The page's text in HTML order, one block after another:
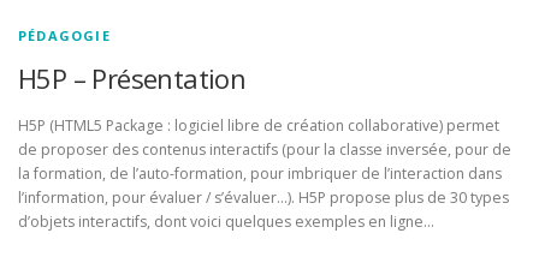
PÉDAGOGIE
H5P – Présentation
H5P (HTML5 Package : logiciel libre de création collaborative) permet
de proposer des contenus interactifs (pour la classe inversée, pour de
la formation, de l’auto-formation, pour imbriquer de l’interaction dans
l’information, pour évaluer / s’évaluer…). H5P propose plus de 30 types
d’objets interactifs, dont voici quelques exemples en ligne…